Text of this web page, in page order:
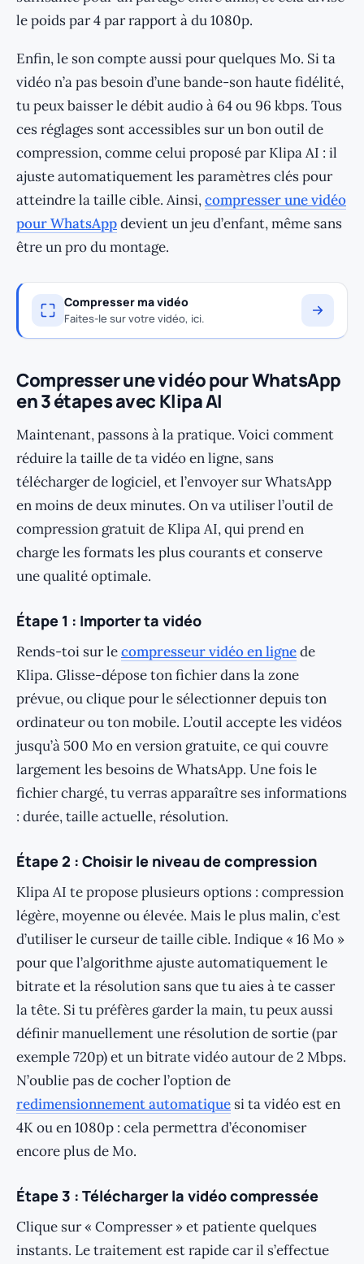
le poids par 4 par rapport à du 1080p.
Enfin, le son compte aussi pour quelques Mo. Si ta
vidéo n’a pas besoin d’une bande-son haute fidélité,
tu peux baisser le débit audio à 64 ou 96 kbps. Tous
ces réglages sont accessibles sur un bon outil de
compression, comme celui proposé par Klipa AI : il
ajuste automatiquement les paramètres clés pour
atteindre la taille cible. Ainsi,compresser une vidéo
pour WhatsAppdevient un jeu d’enfant, même sans
être un pro du montage.
Compresser ma vidéo
Faites-le sur votre vidéo, ici.
Compresser une vidéo pour WhatsApp
en 3 étapes avec Klipa AI
Maintenant, passons à la pratique. Voici comment
réduire la taille de ta vidéo en ligne, sans
télécharger de logiciel, et l’envoyer sur WhatsApp
en moins de deux minutes. On va utiliser l’outil de
compression gratuit de Klipa AI, qui prend en
charge les formats les plus courants et conserve
une qualité optimale.
Étape 1 : Importer ta vidéo
Rends-toi sur lecompresseur vidéo en lignede
Klipa. Glisse-dépose ton fichier dans la zone
prévue, ou clique pour le sélectionner depuis ton
ordinateur ou ton mobile. L’outil accepte les vidéos
jusqu’à 500 Mo en version gratuite, ce qui couvre
largement les besoins de WhatsApp. Une fois le
fichier chargé, tu verras apparaître ses informations
: durée, taille actuelle, résolution.
Étape 2 : Choisir le niveau de compression
Klipa AI te propose plusieurs options : compression
légère, moyenne ou élevée. Mais le plus malin, c’est
d’utiliser le curseur de taille cible. Indique « 16 Mo »
pour que l’algorithme ajuste automatiquement le
bitrate et la résolution sans que tu aies à te casser
la tête. Si tu préfères garder la main, tu peux aussi
définir manuellement une résolution de sortie (par
exemple 720p) et un bitrate vidéo autour de 2 Mbps.
N’oublie pas de cocher l’option de
redimensionnement automatique si ta vidéo est en
4K ou en 1080p : cela permettra d’économiser
encore plus de Mo.
Étape 3 : Télécharger la vidéo compressée
Clique sur « Compresser » et patiente quelques
instants. Le traitement est rapide car il s’effectue